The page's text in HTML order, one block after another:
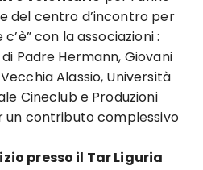
del centro d’incontro per
con la associazioni :
Padre Hermann, Giovani
Alassio, Università
Cineclub e Produzioni
un contributo complessivo
presso il Tar Liguria